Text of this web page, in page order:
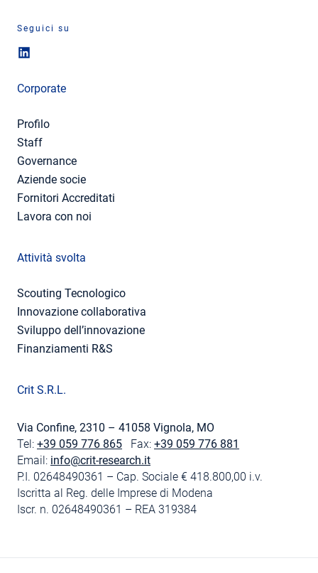
Seguici su
Corporate
Profilo
Staff
Governance
Aziende socie
Fornitori Accreditati
Lavora con noi
Attività svolta
Scouting Tecnologico
Innovazione collaborativa
Sviluppo dell’innovazione
Finanziamenti R&S
Crit S.R.L.
Via Confine, 2310 – 41058 Vignola, MO
Tel: +39 059 776 865 Fax: +39 059 776 881
Email: info@crit-research.it
P.I. 02648490361 – Cap. Sociale € 418.800,00 i.v.
Iscritta al Reg. delle Imprese di Modena
Iscr. n. 02648490361 – REA 319384